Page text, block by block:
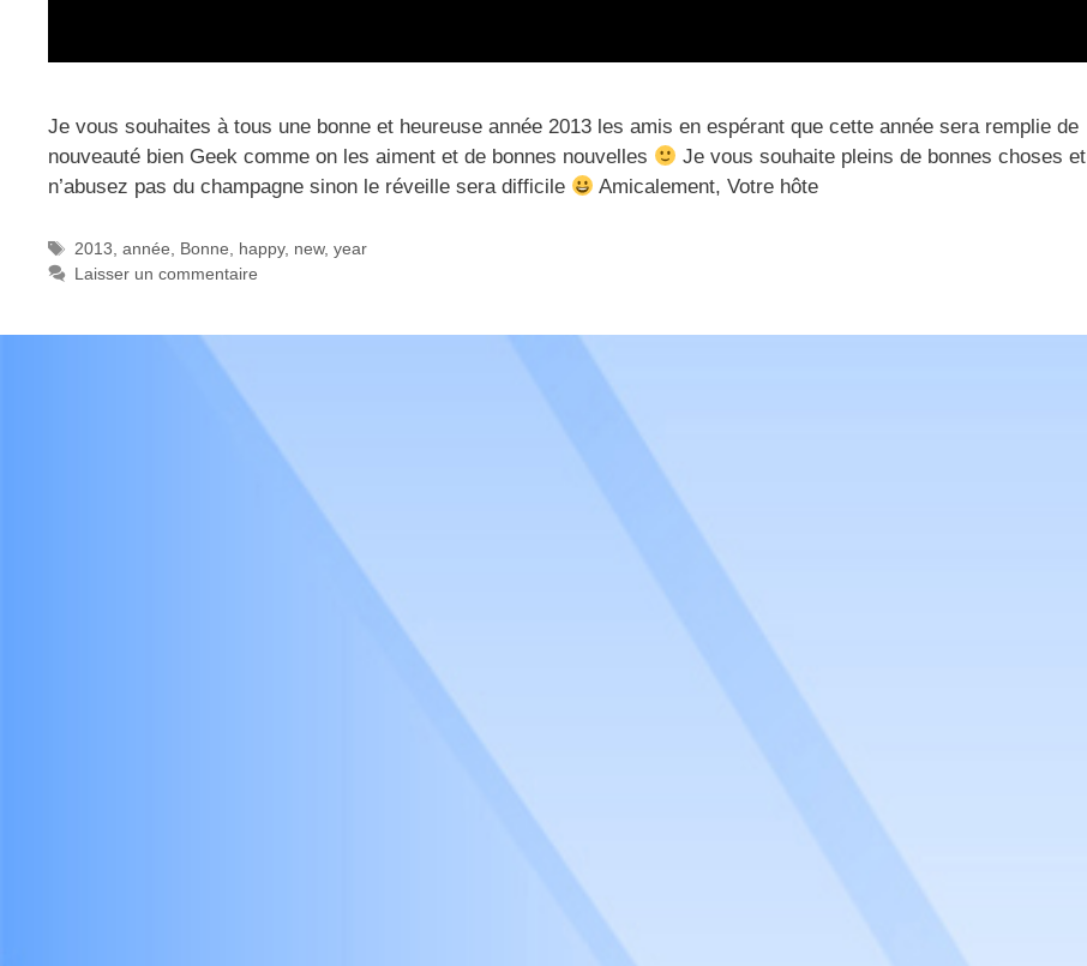
Je vous souhaites à tous une bonne et heureuse année 2013 les amis en espérant que cette année sera remplie de
nouveauté bien Geek comme on les aiment et de bonnes nouvelles
Je vous souhaite pleins de bonnes choses et
n’abusez pas du champagne sinon le réveille sera difficile
Amicalement, Votre hôte
Étiquettes
2013 année Bonne happy, new, year
Laisser un commentaire